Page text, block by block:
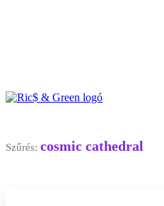
Szűrés: cosmic cathedral